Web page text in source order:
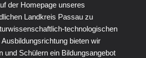
der Homepage unseres
Landkreis Passau zu
technologischen
bieten wir
und Schülern ein Bildungsangebot